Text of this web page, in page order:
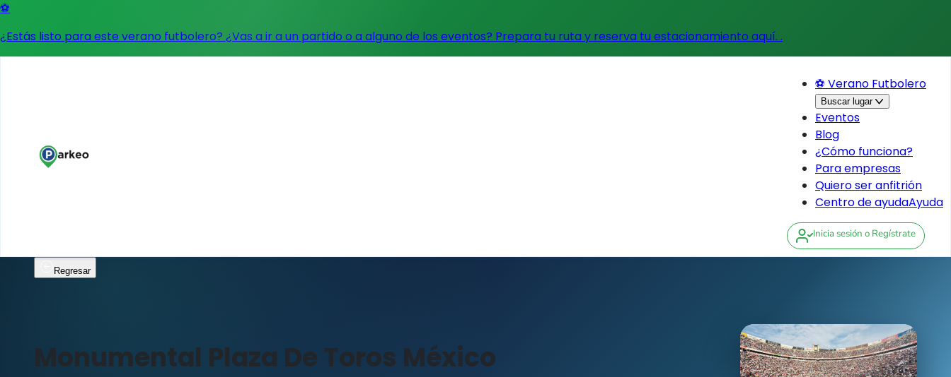
⚽
¿Estás listo para este verano futbolero? ¿Vas a ir a un partido o a alguno de los eventos? Prepara tu ruta y reserva tu estacionamiento aquí. .
⚽ Verano Futbolero
Buscar lugar
Eventos
Blog
¿Cómo funciona?
Para empresas
Quiero ser anfitrión
Centro de ayudaAyuda
Inicia sesión o Regístrate
Regresar
Monumental Plaza De Toros México